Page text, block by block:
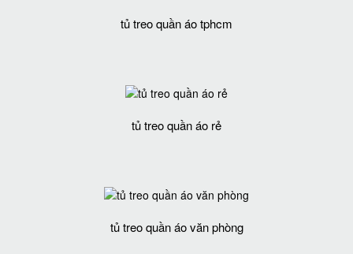
tủ treo quần áo tphcm
tủ treo quần áo rẻ
tủ treo quần áo văn phòng